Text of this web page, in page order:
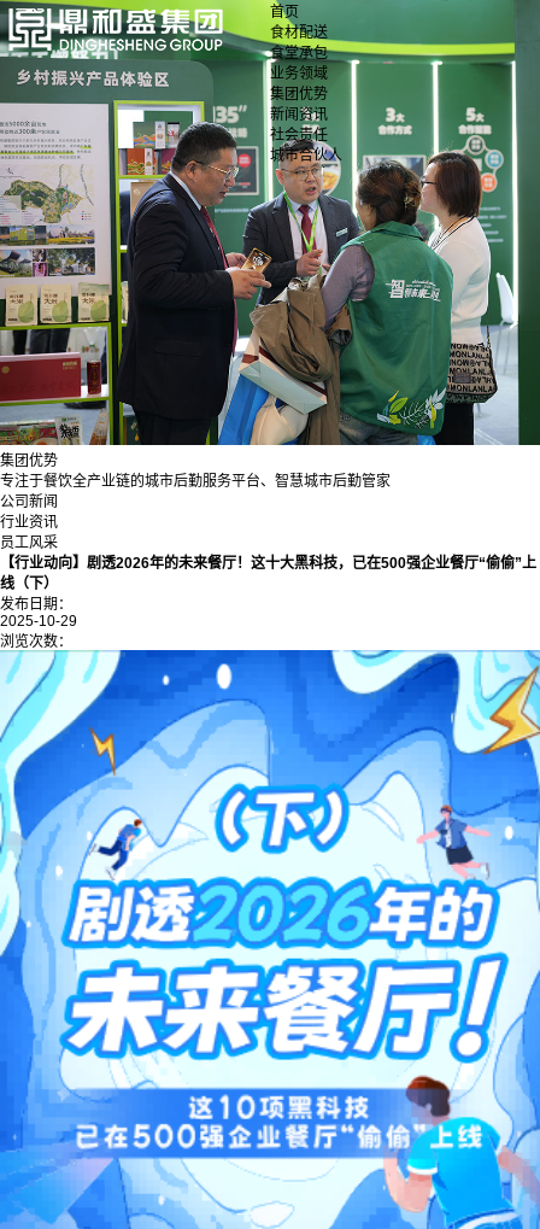
首页
食材配送
食堂承包
业务领域
集团优势
新闻资讯
社会责任
城市合伙人
集团优势
专注于餐饮全产业链的城市后勤服务平台、智慧城市后勤管家
公司新闻
行业资讯
员工风采
【行业动向】剧透2026年的未来餐厅！这十大黑科技，已在500强企业餐厅“偷偷”上
线（下）
发布日期：
2025-10-29
浏览次数：